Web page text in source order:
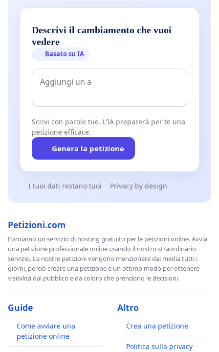
Descrivi il cambiamento che vuoi
vedere
Basato su IA
Scrivi con parole tue. L'IA preparerà per te una
petizione efficace.
Genera la petizione
I tuoi dati restano tuoi Privacy by design
Petizioni.com
Forniamo un servizio di hosting gratuito per le petizioni online. Avvia
una petizione professionale online usando il nostro straordinario
servizio. Le nostre petizioni vengono menzionate dai media tutti i
giorni, perciò creare una petizione è un ottimo modo per ottenere
visibilità dal pubblico e da coloro che prendono le decisioni.
Guide
Come avviare una
petizione online
Altro
Crea una petizione
Politica sulla privacy